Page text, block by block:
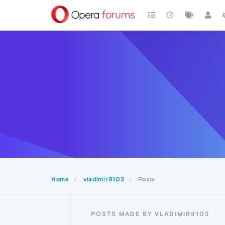
Home vladimir9103 Posts
POSTS MADE BY VLADIMIR9103